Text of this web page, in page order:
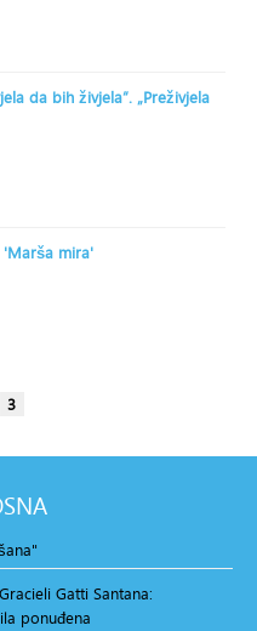
da bih živjela“. „Preživjela
'Marša mira'
3
Gatti Santana:
ponuđena